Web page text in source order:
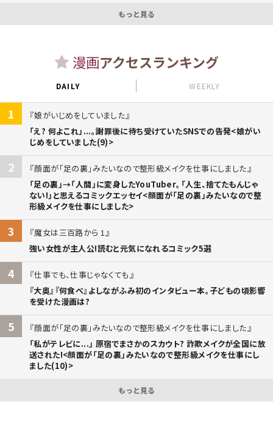
もっと見る
漫画アクセスランキング
DAILY WEEKLY
1
娘がいじめをしていました
「え? 何よこれ」...。謝罪後に待ち受けていたSNSでの告発<娘がい
じめをしていました(9)>
2
顔面が「足の裏」みたいなので整形級メイクを仕事にしました
「足の裏」→「人間」に変身したYouTuber。「人生、捨てたもんじゃ
ない!」と思えるコミックエッセイ<顔面が「足の裏」みたいなので整
形級メイクを仕事にしました>
3
魔女は三百路から 1
強い女性が主人公!読むと元気になれるコミック5選
4
仕事でも、仕事じゃなくても
『大奥』『何食べ』よしながふみ初のインタビュー本。子どもの頃影響
を受けた漫画は?
5
顔面が「足の裏」みたいなので整形級メイクを仕事にしました
「私がテレビに...」 原宿でまさかのスカウト? 詐欺メイクが全国に放
送された!<顔面が「足の裏」みたいなので整形級メイクを仕事にし
ました(10)>
もっと見る